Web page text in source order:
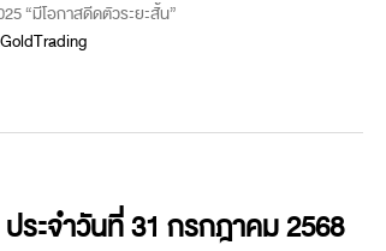
“มีโอกาสดีดตัวระยะสั้น”
ระจำวันที่ 31 กรกฎาคม 2568